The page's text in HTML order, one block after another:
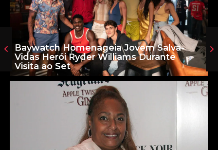
Baywatch Homenageia Jovem Salva-
Vidas Herói Ryder Williams Durante
Visita ao Set